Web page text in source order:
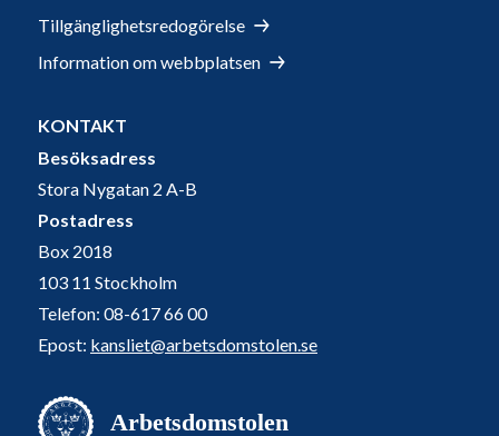
Tillgänglighetsredogörelse
Information om webbplatsen
KONTAKT
Besöksadress
Stora Nygatan 2 A-B
Postadress
Box 2018
103 11 Stockholm
Telefon: 08-617 66 00
Epost: kansliet@arbetsdomstolen.se